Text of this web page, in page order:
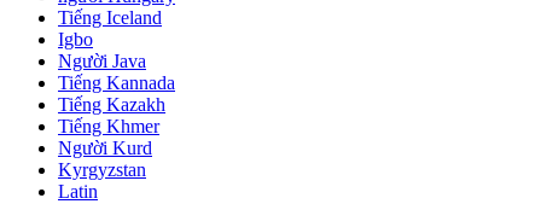
Tiếng Iceland
Igbo
Người Java
Tiếng Kannada
Tiếng Kazakh
Tiếng Khmer
Người Kurd
Kyrgyzstan
Latin